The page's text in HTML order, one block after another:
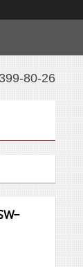
80-26